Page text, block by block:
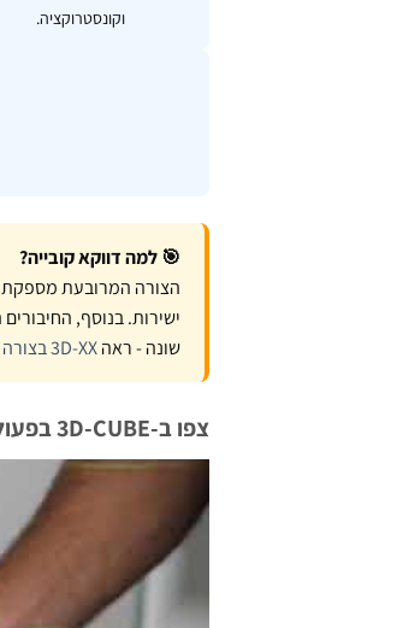
וקונסטרוקציה.
🎯 למה דווקא קובייה?
הצורה המרובעת מספקת
שונה - ראה3D-XX בצורה קלאסית
צפו ב-3D-CUBE בפעולה